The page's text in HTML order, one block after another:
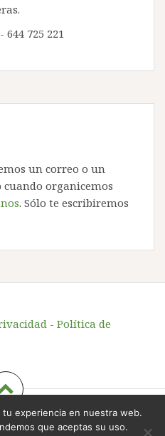
- 644 725 221
un correo o un
organicemos
. Sólo te escribiremos
- Política de
y animación en el entorno
tu experiencia en nuestra web.
que aceptas su uso.